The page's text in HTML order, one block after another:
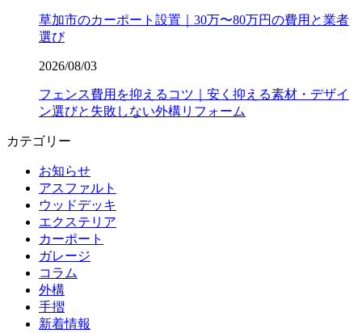
草加市のカーポート設置｜30万〜80万円の費用と業者
選び
2026/08/03
フェンス費用を抑えるコツ｜安く抑える素材・デザイ
ン選びと失敗しない外構リフォーム
カテゴリー
お知らせ
アスファルト
ウッドデッキ
エクステリア
カーポート
ガレージ
コラム
外構
手摺
新着情報